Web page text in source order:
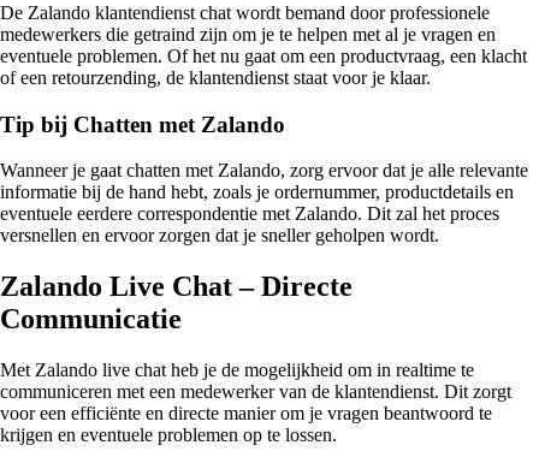
De Zalando klantendienst chat wordt bemand door professionele
medewerkers die getraind zijn om je te helpen met al je vragen en
eventuele problemen. Of het nu gaat om een productvraag, een klacht
of een retourzending, de klantendienst staat voor je klaar.
Tip bij Chatten met Zalando
Wanneer je gaat chatten met Zalando, zorg ervoor dat je alle relevante
informatie bij de hand hebt, zoals je ordernummer, productdetails en
eventuele eerdere correspondentie met Zalando. Dit zal het proces
versnellen en ervoor zorgen dat je sneller geholpen wordt.
Zalando Live Chat – Directe
Communicatie
Met Zalando live chat heb je de mogelijkheid om in realtime te
communiceren met een medewerker van de klantendienst. Dit zorgt
voor een efficiënte en directe manier om je vragen beantwoord te
krijgen en eventuele problemen op te lossen.